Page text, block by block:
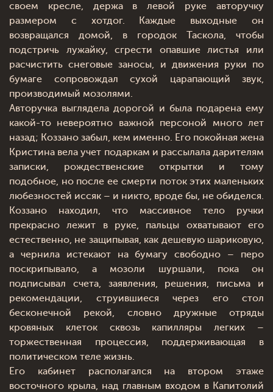
своем кресле, держа в левой руке авторучку
размером с хотдог. Каждые выходные он
возвращался домой, в городок Таскола, чтобы
подстричь лужайку, сгрести опавшие листья или
расчистить снеговые заносы, и движения руки по
бумаге сопровождал сухой царапающий звук,
производимый мозолями.
Авторучка выглядела дорогой и была подарена ему
какой-то невероятно важной персоной много лет
назад; Коззано забыл, кем именно. Его покойная жена
Кристина вела учет подаркам и рассылала дарителям
записки, рождественские открытки и тому
подобное, но после ее смерти поток этих маленьких
любезностей иссяк – и никто, вроде бы, не обиделся.
Коззано находил, что массивное тело ручки
прекрасно лежит в руке, пальцы охватывают его
естественно, не защипывая, как дешевую шариковую,
а чернила истекают на бумагу свободно – перо
поскрипывало, а мозоли шуршали, пока он
подписывал счета, заявления, решения, письма и
рекомендации, струившиеся через его стол
бесконечной рекой, словно дружные отряды
кровяных клеток сквозь капилляры легких –
торжественная процессия, поддерживающая в
политическом теле жизнь.
Его кабинет располагался на втором этаже
восточного крыла, над главным входом в Капитолий